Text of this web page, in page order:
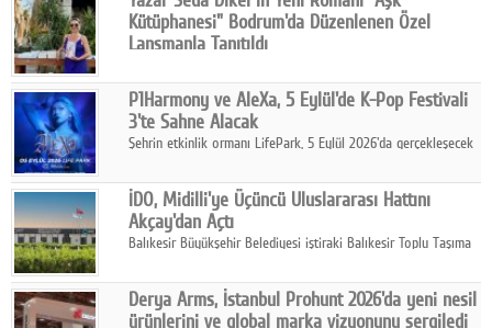
Youtube
Polemik
Reklam
Yazarlar
Künye
SOSYAL MEDYA
Facebook
Kütüphanesi" Bodrum'da Düzenlenen Özel
Lansmanla Tanıtıldı
Diker'in 13. kitabı “Aşk Kütüphanesi” 6 Ağustos'ta Casa dell'Arte
Bodrum'da düzenlenen özel lansmanla okurlarıyla buluştu.
P1Harmony ve AleXa, 5 Eylül'de K-Pop Festivali
3'te Sahne Alacak
Şehrin etkinlik ormanı LifePark, 5 Eylül 2026'da gerçekleşecek
haritasında önemli bir destinasyon haline getirmeye
hazırlanıyor.
İDO, Midilli'ye Üçüncü Uluslararası Hattını
Akçay'dan Açtı
Balıkesir Büyükşehir Belediyesi iştiraki Balıkesir Toplu Taşıma
Midilli hattının resmi açılışı gerçekleştirildi.
Derya Arms, İstanbul Prohunt 2026'da yeni nesil
ürünlerini ve global marka vizyonunu sergiledi